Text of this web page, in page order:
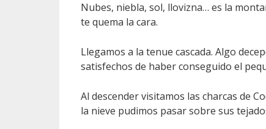
Nubes, niebla, sol, llovizna… es la
te quema la cara.
Llegamos a la tenue cascada. Algo
satisfechos de haber conseguido el
Al descender visitamos las charcas de
la nieve pudimos pasar sobre sus